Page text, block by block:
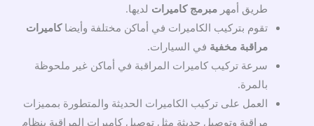
طريق أمهرمبرمج كاميرات لديها.
تقوم بتركيب الكاميرات في أماكن مختلفة وأيضاكاميرات
مراقبة مخفية في السيارات.
سرعة تركيب كاميرات المراقبة في أماكن غير ملحوظة
بالمرة.
العمل على تركيب الكاميرات الحديثة والمتطورة بمميزات
مراقبة وتوصيل حديثة مثل توصيل كاميرات المراقبة بنظام